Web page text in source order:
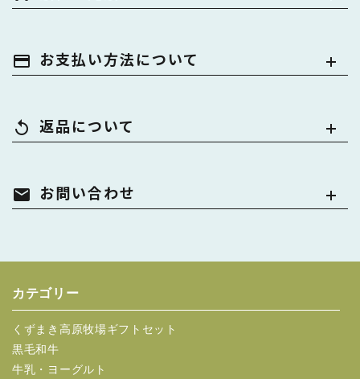
payment お支払い方法について
replay 返品について
mail お問い合わせ
カテゴリー
くずまき高原牧場ギフトセット
黒毛和牛
牛乳・ヨーグルト